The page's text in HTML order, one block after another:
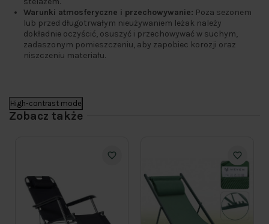
Warunki atmosferyczne i przechowywanie: Poza sezonem
lub przed długotrwałym nieużywaniem leżak należy
dokładnie oczyścić, osuszyć i przechowywać w suchym,
zadaszonym pomieszczeniu, aby zapobiec korozji oraz
niszczeniu materiału.
High-contrast mode
Zobacz także